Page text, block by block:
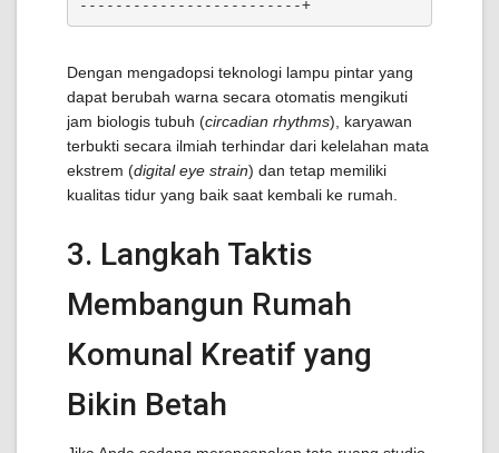
-------------------------+
Dengan mengadopsi teknologi lampu pintar yang
dapat berubah warna secara otomatis mengikuti
jam biologis tubuh (circadian rhythms), karyawan
terbukti secara ilmiah terhindar dari kelelahan mata
ekstrem (digital eye strain) dan tetap memiliki
kualitas tidur yang baik saat kembali ke rumah.
3. Langkah Taktis
Membangun Rumah
Komunal Kreatif yang
Bikin Betah